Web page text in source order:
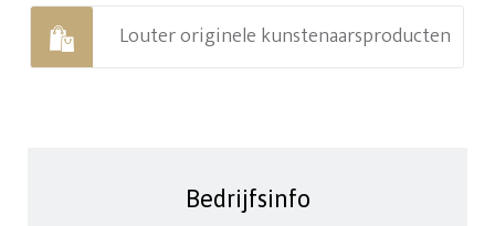
Louter originele kunstenaarsproducten
Bedrijfsinfo